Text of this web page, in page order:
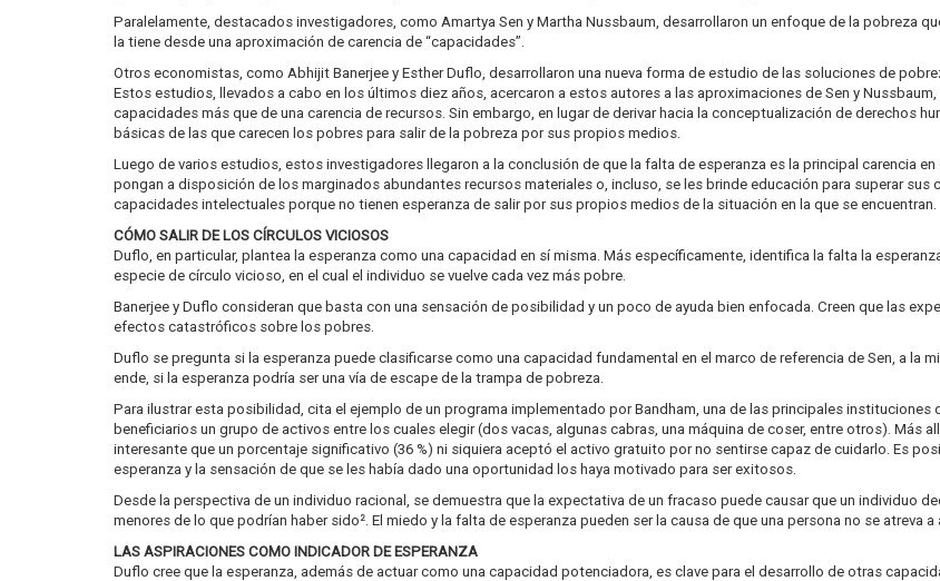
Paralelamente, destacados investigadores, como Amartya Sen y Martha Nussbaum, desarrollaron un enfoque de la pobreza
la tiene desde una aproximación de carencia de “capacidades”.
Otros economistas, como Abhijit Banerjee y Esther Duflo, desarrollaron una nueva forma de estudio de las soluciones de
Estos estudios, llevados a cabo en los últimos diez años, acercaron a estos autores a las aproximaciones de Sen y
capacidades más que de una carencia de recursos. Sin embargo, en lugar de derivar hacia la conceptualización de derechos
básicas de las que carecen los pobres para salir de la pobreza por sus propios medios.
Luego de varios estudios, estos investigadores llegaron a la conclusión de que la falta de esperanza es la principal carencia
pongan a disposición de los marginados abundantes recursos materiales o, incluso, se les brinde educación para superar sus
capacidades intelectuales porque no tienen esperanza de salir por sus propios medios de la situación en la que se encuentran.
CÓMO SALIR DE LOS CÍRCULOS VICIOSOS
Duflo, en particular, plantea la esperanza como una capacidad en sí misma. Más específicamente, identifica la falta la
especie de círculo vicioso, en el cual el individuo se vuelve cada vez más pobre.
Banerjee y Duflo consideran que basta con una sensación de posibilidad y un poco de ayuda bien enfocada. Creen que las
efectos catastróficos sobre los pobres.
Duflo se pregunta si la esperanza puede clasificarse como una capacidad fundamental en el marco de referencia de Sen, a la
ende, si la esperanza podría ser una vía de escape de la trampa de pobreza.
Para ilustrar esta posibilidad, cita el ejemplo de un programa implementado por Bandham, una de las principales instituciones
beneficiarios un grupo de activos entre los cuales elegir (dos vacas, algunas cabras, una máquina de coser, entre otros). Más
interesante que un porcentaje significativo (36 %) ni siquiera aceptó el activo gratuito por no sentirse capaz de cuidarlo. Es
esperanza y la sensación de que se les había dado una oportunidad los haya motivado para ser exitosos.
Desde la perspectiva de un individuo racional, se demuestra que la expectativa de un fracaso puede causar que un individuo
menores de lo que podrían haber sido². El miedo y la falta de esperanza pueden ser la causa de que una persona no se atreva
LAS ASPIRACIONES COMO INDICADOR DE ESPERANZA
Duflo cree que la esperanza, además de actuar como una capacidad potenciadora, es clave para el desarrollo de otras